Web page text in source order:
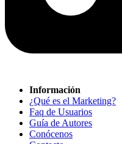
Información
¿Qué es el Marketing?
Faq de Usuarios
Guía de Autores
Conócenos